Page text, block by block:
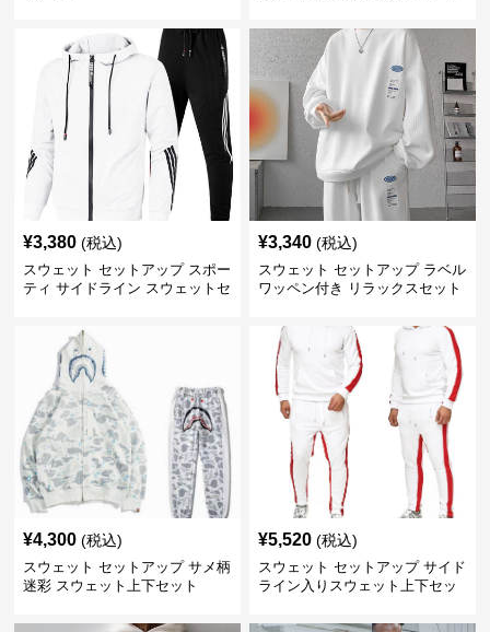
¥3,380 (税込)
スウェット セットアップ スポー
ティ サイドライン スウェットセ
¥3,340 (税込)
スウェット セットアップ ラベル
ワッペン付き リラックスセット
¥4,300 (税込)
スウェット セットアップ サメ柄
迷彩 スウェット上下セット
¥5,520 (税込)
スウェット セットアップ サイド
ライン入りスウェット上下セッ